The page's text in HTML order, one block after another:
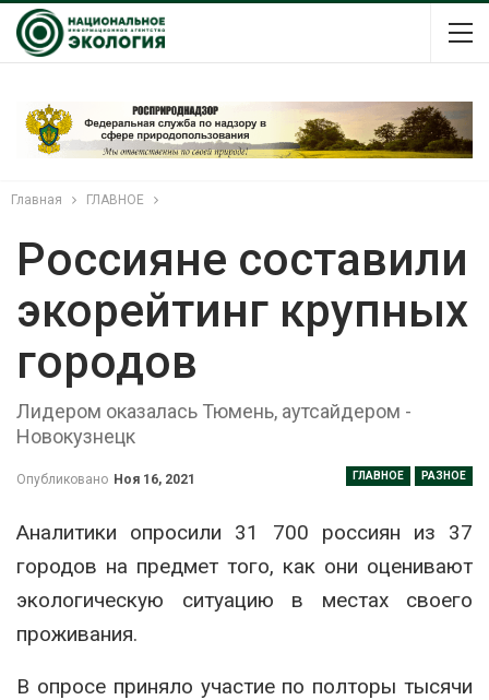
Главная ГЛАВНОЕ
Россияне составили
экорейтинг крупных
городов
Лидером оказалась Тюмень, аутсайдером -
Новокузнецк
ГЛАВНОЕ РАЗНОЕ
Опубликовано Ноя 16, 2021
Аналитики опросили 31 700 россиян из 37
городов на предмет того, как они оценивают
экологическую ситуацию в местах своего
проживания.
В опросе приняло участие по полторы тысячи